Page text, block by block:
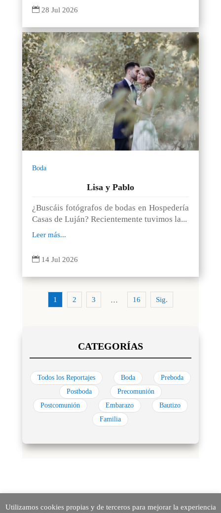
 28 Jul 2026
Boda
Lisa y Pablo
¿Buscáis fotógrafos de bodas en Hospedería
Casas de Luján? Recientemente tuvimos la...
Leer más...
 14 Jul 2026
1 2 3 … 16 Sig.
Todos los Reportajes Boda
Preboda
Postboda
Precomunión
Postcomunión
Embarazo
Bautizo
Familia
Utilizamos cookies propias y de terceros para mejorar la experiencia